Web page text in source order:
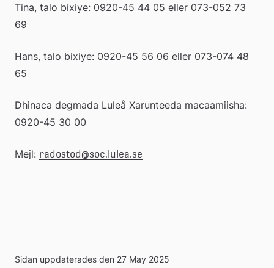
Tina, talo bixiye: 0920-45 44 05 eller 073-052 73
69
Hans, talo bixiye: 0920-45 56 06 eller 073-074 48
65
Dhinaca degmada Luleå Xarunteeda macaamiisha:
0920-45 30 00
Mejl: radostod@soc.lulea.se
Sidan uppdaterades den 27 May 2025